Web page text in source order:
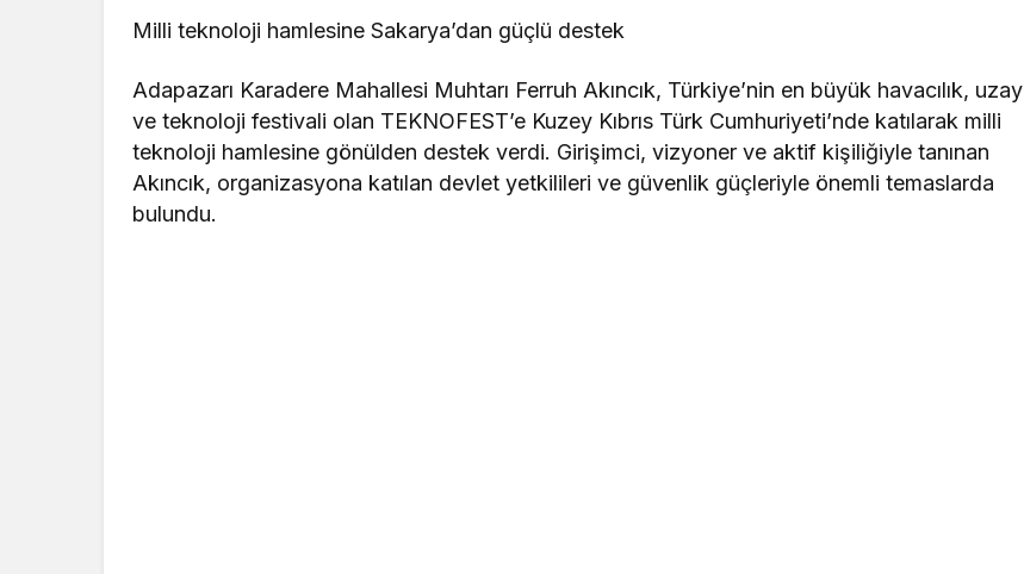
Milli teknoloji hamlesine Sakarya’dan güçlü destek
Adapazarı Karadere Mahallesi Muhtarı Ferruh Akıncık, Türkiye’nin en büyük havacılık, uzay
ve teknoloji festivali olan TEKNOFEST’e Kuzey Kıbrıs Türk Cumhuriyeti’nde katılarak milli
teknoloji hamlesine gönülden destek verdi. Girişimci, vizyoner ve aktif kişiliğiyle tanınan
Akıncık, organizasyona katılan devlet yetkilileri ve güvenlik güçleriyle önemli temaslarda
bulundu.